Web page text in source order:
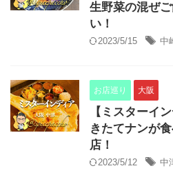
生野菜の混ぜ
い！
2023/5/15 中
お店巡り 大阪
【ミスターイ
きたてナンが
店！
2023/5/12 中